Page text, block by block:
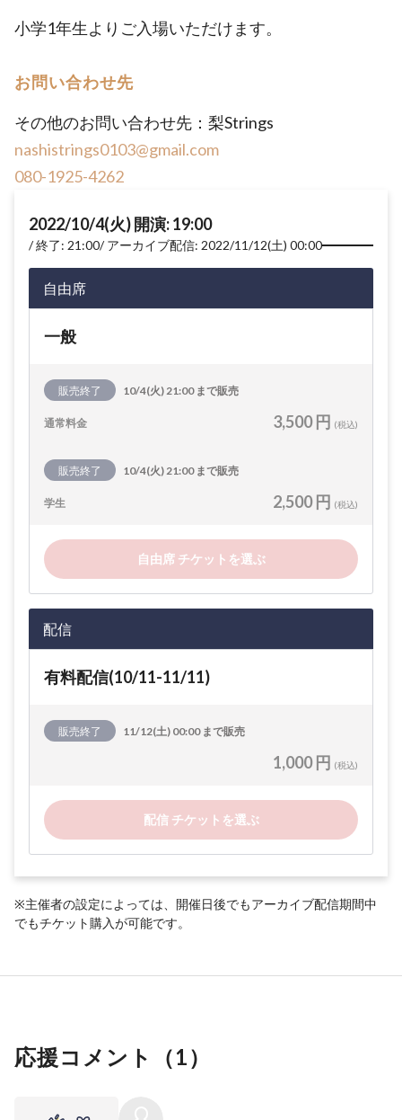
小学1年生よりご入場いただけます。
お問い合わせ先
その他のお問い合わせ先：梨Strings
nashistrings0103@gmail.com
080-1925-4262
2022/10/4(火) 開演: 19:00
終了: 21:00 アーカイブ配信: 2022/11/12(土) 00:00
自由席
一般
販売終了 10/4(火) 21:00 まで販売
通常料金 3,500 円 (税込)
販売終了 10/4(火) 21:00 まで販売
学生 2,500 円 (税込)
自由席 チケットを選ぶ
配信
有料配信(10/11-11/11)
販売終了 11/12(土) 00:00 まで販売
1,000 円 (税込)
配信 チケットを選ぶ
※主催者の設定によっては、開催日後でもアーカイブ配信期間中
でもチケット購入が可能です。
応援コメント（1）